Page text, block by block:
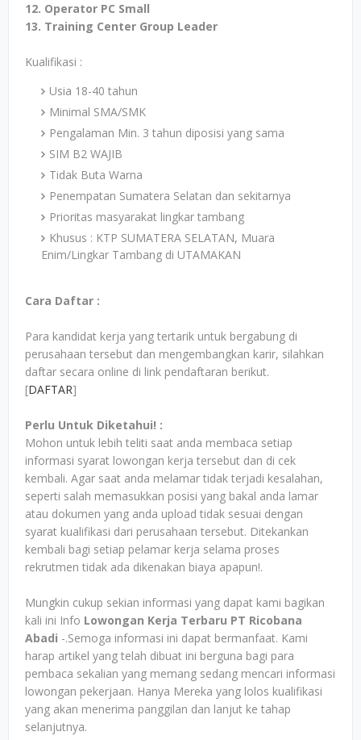
12. Operator PC Small
13. Training Center Group Leader
Kualifikasi :
Usia 18-40 tahun
Minimal SMA/SMK
Pengalaman Min. 3 tahun diposisi yang sama
SIM B2 WAJIB
Tidak Buta Warna
Penempatan Sumatera Selatan dan sekitarnya
Prioritas masyarakat lingkar tambang
Khusus : KTP SUMATERA SELATAN, Muara
Enim/Lingkar Tambang di UTAMAKAN
Cara Daftar :
Para kandidat kerja yang tertarik untuk bergabung di
perusahaan tersebut dan mengembangkan karir, silahkan
daftar secara online di link pendaftaran berikut.
[DAFTAR]
Perlu Untuk Diketahui! :
Mohon untuk lebih teliti saat anda membaca setiap
informasi syarat lowongan kerja tersebut dan di cek
kembali. Agar saat anda melamar tidak terjadi kesalahan,
seperti salah memasukkan posisi yang bakal anda lamar
atau dokumen yang anda upload tidak sesuai dengan
syarat kualifikasi dari perusahaan tersebut. Ditekankan
kembali bagi setiap pelamar kerja selama proses
rekrutmen tidak ada dikenakan biaya apapun!.
Mungkin cukup sekian informasi yang dapat kami bagikan
kali ini Info Lowongan Kerja Terbaru PT Ricobana
Abadi -.Semoga informasi ini dapat bermanfaat. Kami
harap artikel yang telah dibuat ini berguna bagi para
pembaca sekalian yang memang sedang mencari informasi
lowongan pekerjaan. Hanya Mereka yang lolos kualifikasi
yang akan menerima panggilan dan lanjut ke tahap
selanjutnya.